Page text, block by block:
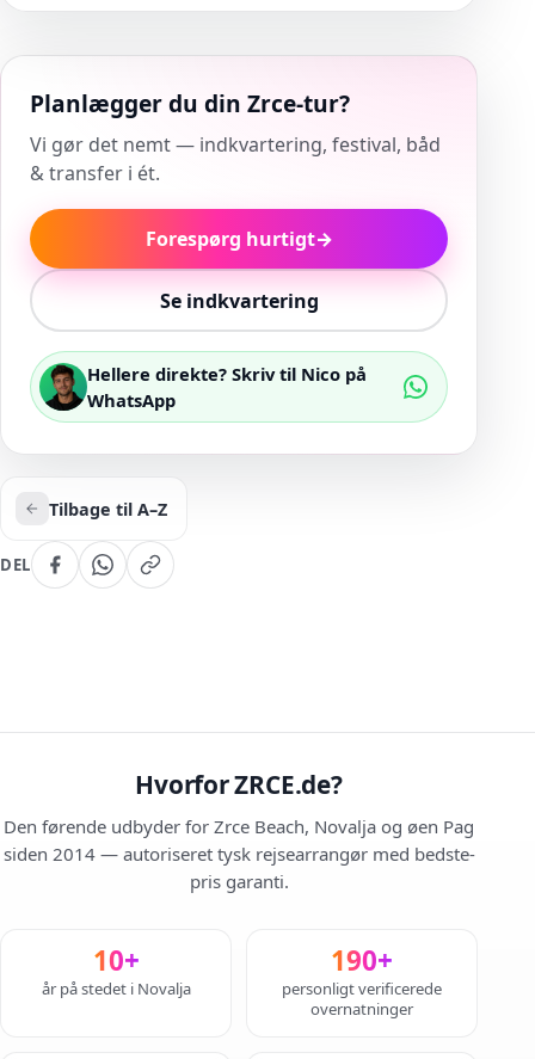
Planlægger du din Zrce-tur?
Vi gør det nemt — indkvartering, festival, båd
& transfer i ét.
Forespørg hurtigt→
Se indkvartering
Hellere direkte? Skriv til Nico på
WhatsApp
Tilbage til A–Z
DEL
Hvorfor ZRCE.de?
Den førende udbyder for Zrce Beach, Novalja og øen Pag
siden 2014 — autoriseret tysk rejsearrangør med bedste-
pris garanti.
10+
år på stedet i Novalja
190+
personligt verificerede
overnatninger